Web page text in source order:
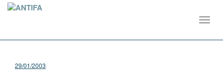
29/01/2003